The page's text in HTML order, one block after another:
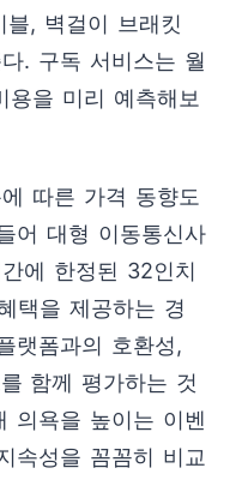
, 벽걸이 브래킷
. 구독 서비스는 월
을 미리 예측해보
따른 가격 동향도
어 대형 이동통신사
에 한정된 32인치
택을 제공하는 경
랫폼과의 호환성,
함께 평가하는 것
의욕을 높이는 이벤
속성을 꼼꼼히 비교